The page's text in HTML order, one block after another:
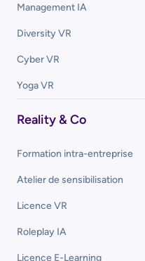
Management IA
Diversity VR
Cyber VR
Yoga VR
Reality & Co
Formation intra-entreprise
Atelier de sensibilisation
Licence VR
Roleplay IA
Licence E-Learning